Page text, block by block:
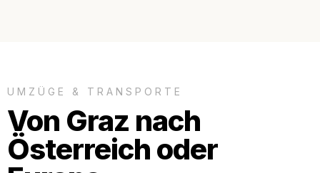
UMZÜGE & TRANSPORTE
Von Graz nach
Österreich oder